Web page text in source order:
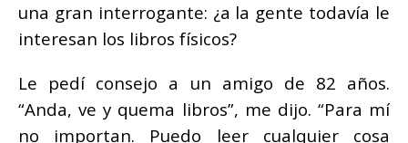
una gran interrogante: ¿a la gente todavía le
interesan los libros físicos?
Le pedí consejo a un amigo de 82 años.
“Anda, ve y quema libros”, me dijo. “Para mí
no importan. Puedo leer cualquier cosa